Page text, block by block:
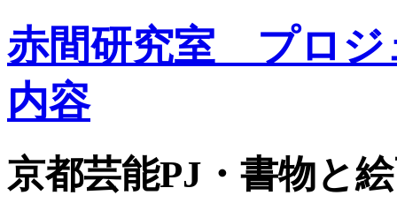
赤間研究室 プロジ
内容
京都芸能PJ・書物と